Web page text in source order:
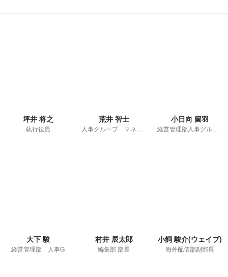
坪井 将之
執行役員
荒井 智士 小日向 留羽
大下 駿
経営管理部 人事G
村井 辰太郎
編集部 部長
小飼 駿介(ウェイブ)
海外配信部副部長